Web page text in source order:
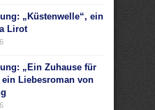
„Küstenwelle“, ein
Lirot
„Ein Zuhause für
ein Liebesroman von